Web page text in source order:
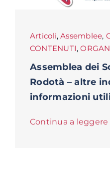
Articoli,Assemblee,
CONTENUTI,
Assemblea dei
Rodotà – altre
informazioni
Continua a leggere